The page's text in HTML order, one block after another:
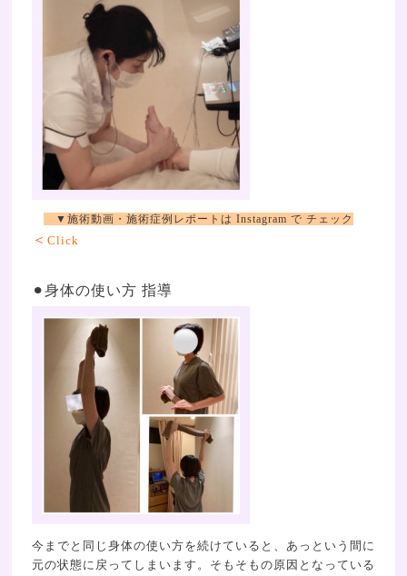
▼施術動画・施術症例レポートは Instagram で チェック
＜ Click
⚫︎身体の使い方 指導
今までと同じ身体の使い方を続けていると、あっという間に
元の状態に戻ってしまいます。そもそもの原因となっている